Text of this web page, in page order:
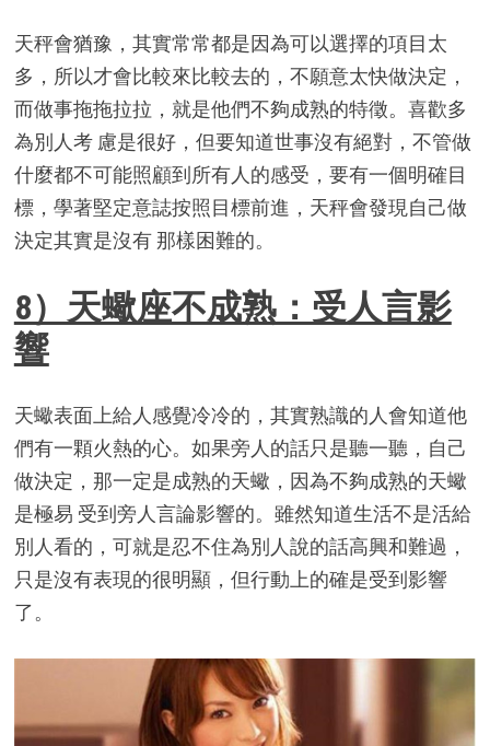
天秤會猶豫，其實常常都是因為可以選擇的項目太
多，所以才會比較來比較去的，不願意太快做決定，
而做事拖拖拉拉，就是他們不夠成熟的特徵。喜歡多
為別人考 慮是很好，但要知道世事沒有絕對，不管做
什麼都不可能照顧到所有人的感受，要有一個明確目
標，學著堅定意誌按照目標前進，天秤會發現自己做
決定其實是沒有 那樣困難的。
8）天蠍座不成熟：受人言影
響
天蠍表面上給人感覺冷冷的，其實熟識的人會知道他
們有一顆火熱的心。如果旁人的話只是聽一聽，自己
做決定，那一定是成熟的天蠍，因為不夠成熟的天蠍
是極易 受到旁人言論影響的。雖然知道生活不是活給
別人看的，可就是忍不住為別人說的話高興和難過，
只是沒有表現的很明顯，但行動上的確是受到影響
了。